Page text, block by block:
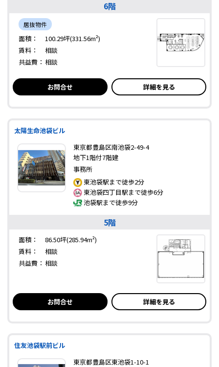
6階
居抜物件
面積：
100.29坪(331.56m²)
賃料：
相談
共益費： 相談
お問合せ 詳細を見る
太陽生命池袋ビル
東京都豊島区南池袋2-49-4
地下1階付7階建
事務所
東池袋駅まで徒歩2分
東池袋四丁目駅まで徒歩6分
池袋駅まで徒歩9分
5階
面積：
86.50坪(285.94m²)
賃料：
相談
共益費： 相談
お問合せ 詳細を見る
住友池袋駅前ビル
東京都豊島区東池袋1-10-1